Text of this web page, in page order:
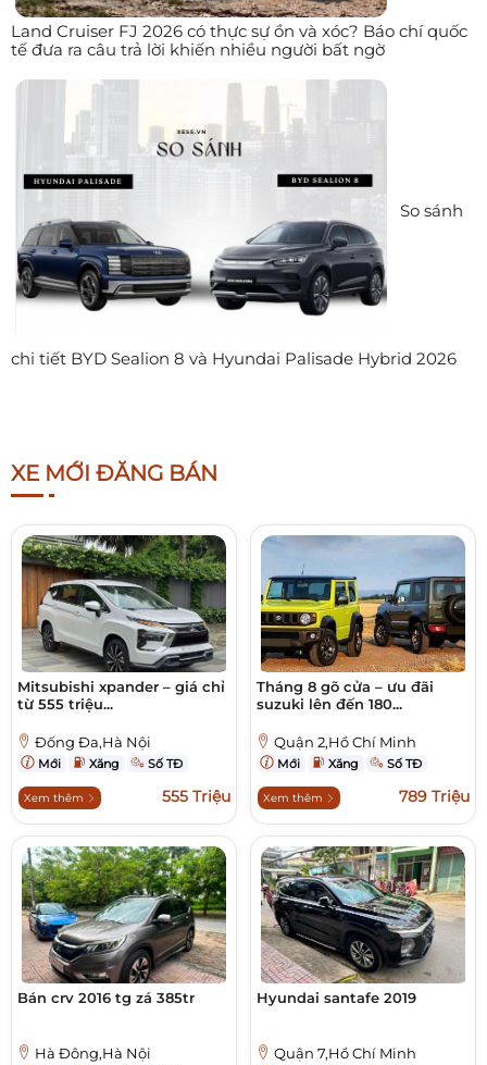
Land Cruiser FJ 2026 có thực sự ồn và xóc? Báo chí quốc
tế đưa ra câu trả lời khiến nhiều người bất ngờ
So sánh
chi tiết BYD Sealion 8 và Hyundai Palisade Hybrid 2026
XE MỚI ĐĂNG BÁN
Mitsubishi xpander – giá chỉ
từ 555 triệu...
Đống Đa,Hà Nội
Mới Xăng Số TĐ
Xem thêm 555 Triệu
Tháng 8 gõ cửa – ưu đãi
suzuki lên đến 180...
Quận 2,Hồ Chí Minh
Mới Xăng Số TĐ
Xem thêm 789 Triệu
Bán crv 2016 tg zá 385tr
Hà Đông,Hà Nội
Hyundai santafe 2019
Quận 7,Hồ Chí Minh